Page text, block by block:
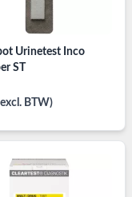
Urinetest Inco
ST
BTW)